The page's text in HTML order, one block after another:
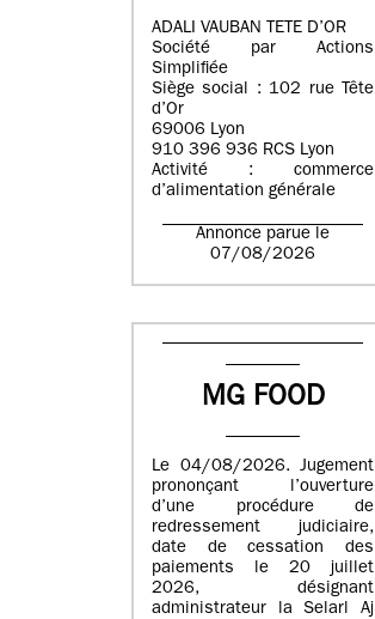
ADALI VAUBAN TETE D’OR
Société par Actions
Simplifiée
Siège social : 102 rue Tête
d’Or
69006 Lyon
910 396 936 RCS Lyon
Activité : commerce
d’alimentation générale
Annonce parue le
07/08/2026
MG FOOD
Le 04/08/2026. Jugement
prononçant l’ouverture
d’une procédure de
redressement judiciaire,
date de cessation des
paiements le 20 juillet
2026, désignant
administrateur la Selarl Aj